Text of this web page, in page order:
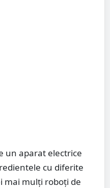
un aparat electrice
cu diferite
mai mulți roboți de